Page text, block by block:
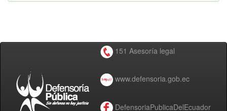
151 Asesoría legal
www.defensoria.gob.ec
DefensoriaPublicaDelEcuador